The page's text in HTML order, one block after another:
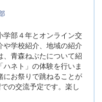
部４年とオンライン交
学校紹介、地域の紹介
青森ねぶたについて紹
ネト」の体験を行いま
にお祭りで跳ねることが
の交流予定です。楽し